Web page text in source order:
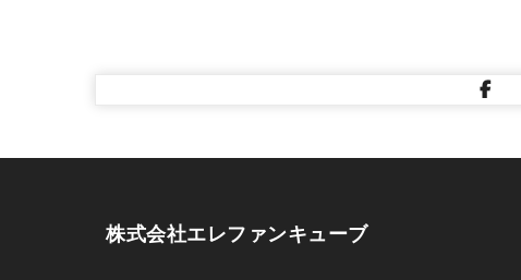
株式会社エレファンキューブ